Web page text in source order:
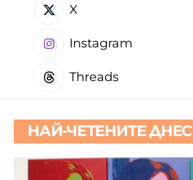
X
Instagram
Threads
НАЙ-ЧЕТЕНИТЕ ДНЕС